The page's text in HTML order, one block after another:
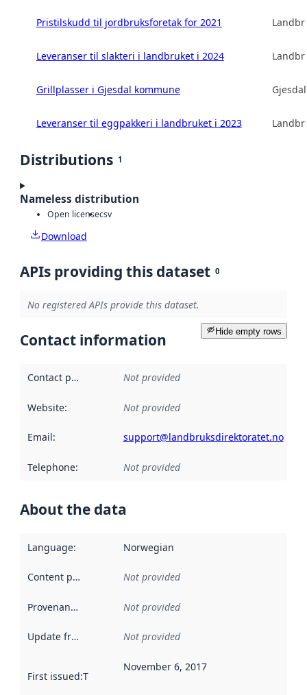
Pristilskudd til jordbruksforetak for 2021
Leveranser til slakteri i landbruket i 2024
Grillplasser i Gjesdal kommune
Leveranser til eggpakkeri i landbruket i 2023
Distributions 1
Nameless distribution
Open licensecsv
Download
APIs providing this dataset 0
No registered APIs provide this dataset.
Hide empty rows
Contact information
Contact point Not provided
Website: Not provided
Email: support@landbruksdirektoratet.no
Telephone: Not provided
About the data
Language: Norwegian
Content providers Not provided
Provenance Not provided
Update frequency Not provided
First issued:This date indicates when the data in this
November 6, 2017